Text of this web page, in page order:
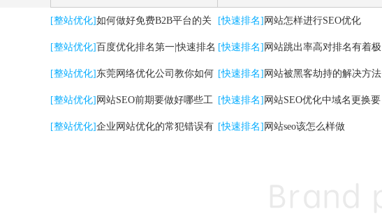
[整站优化]如何做好免费B2B平台的关
键词优化推广
[整站优化]百度优化排名第一|快速排名
关键词|自然排名优化
[整站优化] 东莞网络优化公司教你如何
提升网站转化率
[整站优化] 网站SEO前期要做好哪些工
作
[整站优化]企业网站优化的常犯错误有
[快速排名] 网站怎样进行SEO优化
[快速排名] 网站跳出率高对排名有着极
高的影响
[快速排名] 网站被黑客劫持的解决方法
[快速排名] 网站SEO优化中域名更换要
点
[快速排名] 网站seo该怎么样做